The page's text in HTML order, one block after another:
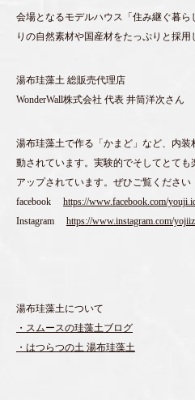
会場となるモデルハウス「住み継ぐ暮ら
りの自然素材や国産材をたっぷりと採用
湯布珪藻土 総販売代理店
WonderWall株式会社 代表 井筒洋次さん
湯布珪藻土で作る「かまど」など、内
動されています。実験的でそしてとて
アップされています。ぜひご覧ください
facebook https://www.facebook.com/
Instagram https://www.instagram.com/
湯布珪藻土について
・スムースの珪藻土ブログ
・はつらつの土 湯布珪藻土